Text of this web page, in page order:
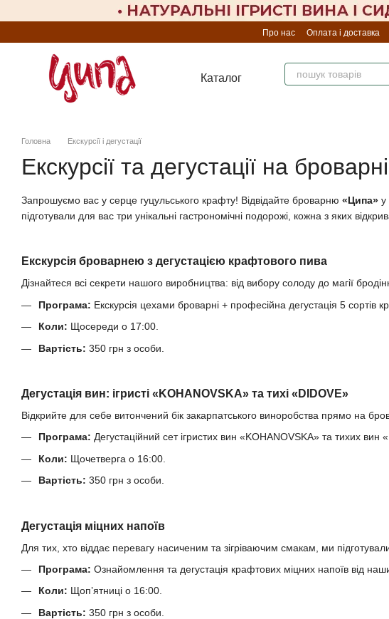
Перейти до основного контенту
Про нас Оплата і доставка
Каталог
Головна Екскурсії і дегустації
Екскурсії та дегустації на
Запрошуємо вас у серце гуцульського крафту! Відвідайте броварню «Ципа» у
підготували для вас три унікальні гастрономічні подорожі, кожна з яких
Екскурсія броварнею з дегустацією крафтового пива
Дізнайтеся всі секрети нашого виробництва: від вибору солоду до магії
Програма: Екскурсія цехами броварні + професійна дегустація 5 сортів
Коли: Щосереди о 17:00.
Вартість: 350 грн з особи.
Дегустація вин: ігристі «KOHANOVSKA» та тихі «DIDOVE»
Відкрийте для себе витончений бік закарпатського виноробства прямо на
Програма: Дегустаційний сет ігристих вин «KOHANOVSKA» та тихих вин
Коли: Щочетверга о 16:00.
Вартість: 350 грн з особи.
Дегустація міцних напоїв
Для тих, хто віддає перевагу насиченим та зігріваючим смакам, ми
Програма: Ознайомлення та дегустація крафтових міцних напоїв від
Коли: Щопʼятниці о 16:00.
Вартість: 350 грн з особи.